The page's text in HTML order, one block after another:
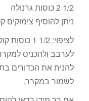
1/2 2 כוסות גרנולה
ניתן להוסיף צימוקים
לציפוי: 1/2 1 כוסות קוקוס
לערבב ולהכניס
להניח את הכדורים
לשמור במקרר.